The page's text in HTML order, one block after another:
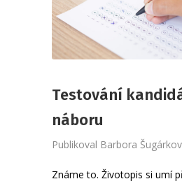
Testování
náboru
Publikoval Barbora
Známe to. Životopis si umí